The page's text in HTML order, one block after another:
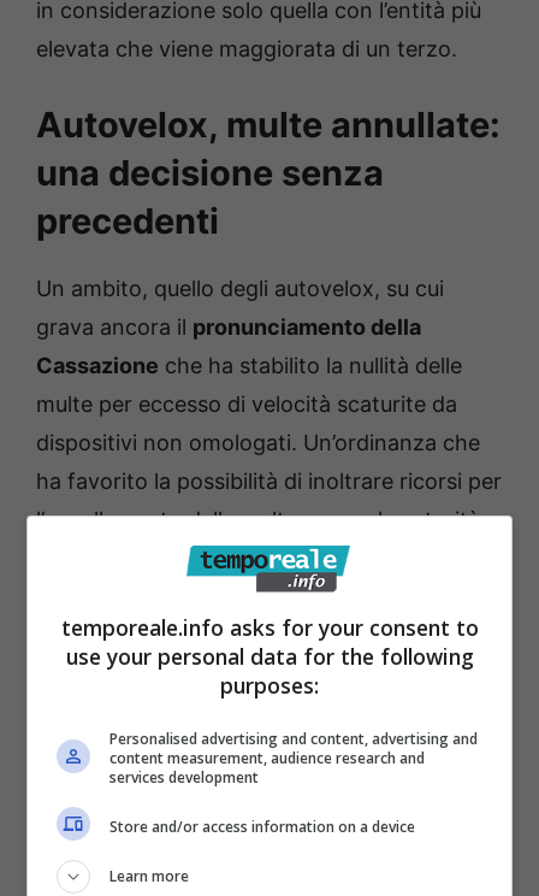
in considerazione solo quella con l’entità più
elevata che viene maggiorata di un terzo.
Autovelox, multe annullate:
una decisione senza
precedenti
Un ambito, quello degli autovelox, su cui
grava ancora il pronunciamento della
Cassazione che ha stabilito la nullità delle
multe per eccesso di velocità scaturite da
dispositivi non omologati. Un’ordinanza che
ha favorito la possibilità di inoltrare ricorsi per
l’annullamento delle multe presso le autorità
competenti, costrette ad agire di
conseguenza dopo aver constatata la
mancata omologazione degli apparecchi di
rilevazione.
Proprio il timore di ricevere ricorsi a cascata
ha spinto alcuni dei comuni a spegnere gli
autovelox presenti sul proprio territorio, in
attesa di un chiarimento definitivo sulla
temporeale.info asks for your consent to
use your personal data for the following
purposes:
Personalised advertising and content, advertising and
content measurement, audience research and
services development
Store and/or access information on a device
Learn more